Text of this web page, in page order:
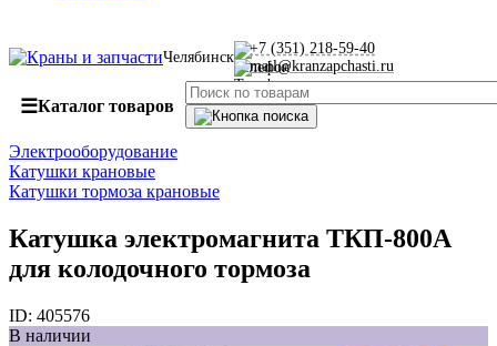
Челябинск
+7 (351) 218-59-40
mail@kranzapchasti.ru
☰Каталог товаров
Электрооборудование
Катушки крановые
Катушки тормоза крановые
Катушка электромагнита ТКП‑800А
для колодочного тормоза
ID: 405576
В наличии